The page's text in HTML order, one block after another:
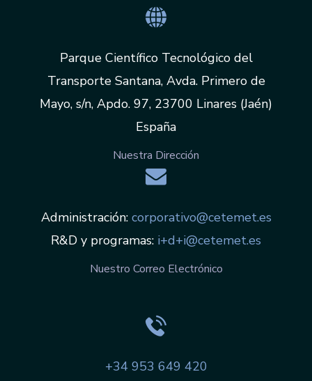
Parque Científico Tecnológico del
Transporte Santana, Avda. Primero de
Mayo, s/n, Apdo. 97, 23700 Linares (Jaén)
España
Nuestra Dirección
Administración: corporativo@cetemet.es
R&D y programas: i+d+i@cetemet.es
Nuestro Correo Electrónico
+34 953 649 420